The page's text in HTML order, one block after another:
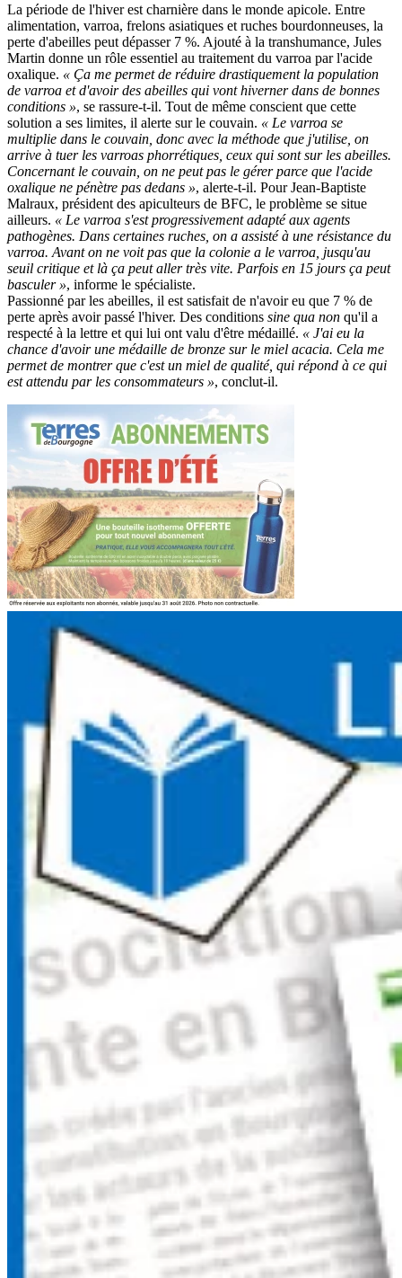
La période de l'hiver est charnière dans le monde apicole. Entre
alimentation, varroa, frelons asiatiques et ruches bourdonneuses, la
perte d'abeilles peut dépasser 7 %. Ajouté à la transhumance, Jules
Martin donne un rôle essentiel au traitement du varroa par l'acide
oxalique. « Ça me permet de réduire drastiquement la population
de varroa et d'avoir des abeilles qui vont hiverner dans de bonnes
conditions », se rassure-t-il. Tout de même conscient que cette
solution a ses limites, il alerte sur le couvain. « Le varroa se
multiplie dans le couvain, donc avec la méthode que j'utilise, on
arrive à tuer les varroas phorrétiques, ceux qui sont sur les abeilles.
Concernant le couvain, on ne peut pas le gérer parce que l'acide
oxalique ne pénètre pas dedans », alerte-t-il. Pour Jean-Baptiste
Malraux, président des apiculteurs de BFC, le problème se situe
ailleurs. « Le varroa s'est progressivement adapté aux agents
pathogènes. Dans certaines ruches, on a assisté à une résistance du
varroa. Avant on ne voit pas que la colonie a le varroa, jusqu'au
seuil critique et là ça peut aller très vite. Parfois en 15 jours ça peut
basculer », informe le spécialiste.
Passionné par les abeilles, il est satisfait de n'avoir eu que 7 % de
perte après avoir passé l'hiver. Des conditions sine qua non qu'il a
respecté à la lettre et qui lui ont valu d'être médaillé. « J'ai eu la
chance d'avoir une médaille de bronze sur le miel acacia. Cela me
permet de montrer que c'est un miel de qualité, qui répond à ce qui
est attendu par les consommateurs », conclut-il.